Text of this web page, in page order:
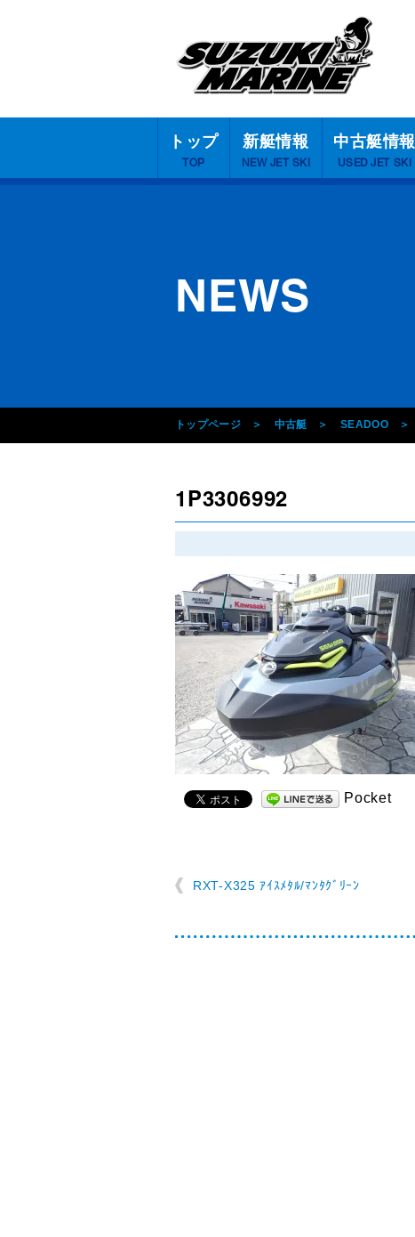
トップ
TOP
新艇情報
NEW JET SKI
中古艇情報
USED JET SKI
NEWS
トップページ 中古艇 SEADOO
1P3306992
Pocket
RXT-X325 ｱｲｽﾒﾀﾙ/ﾏﾝﾀｸﾞﾘｰﾝ